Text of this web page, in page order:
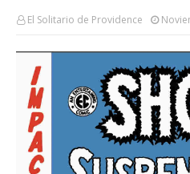
El Solitario de Providence